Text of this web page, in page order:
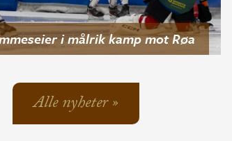
i målrik kamp mot Røa
Alle nyheter »